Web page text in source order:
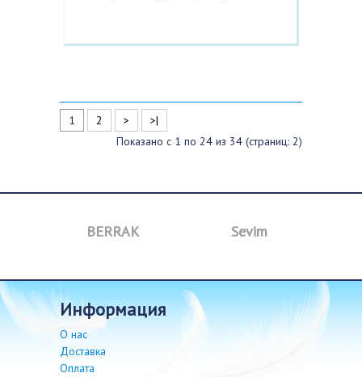
1 2 >
>|
Показано с 1 по 24 из 34 (страниц: 2)
BERRAK Sevim
информация
О нас
Доставка
Оплата